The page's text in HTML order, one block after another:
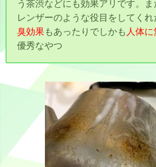
う茶渋などにも効果アリです。ま
レンザーのような役目をしてく
臭効果もあったりでしかも 人体
優秀なやつ